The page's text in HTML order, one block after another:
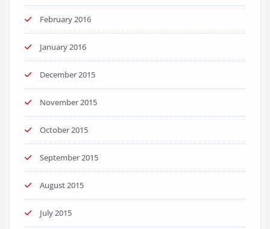
February 2016
January 2016
December 2015
November 2015
October 2015
September 2015
August 2015
July 2015